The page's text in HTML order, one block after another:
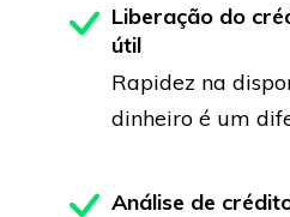
Liberação do
útil
Rapidez na
dinheiro é um
Análise de